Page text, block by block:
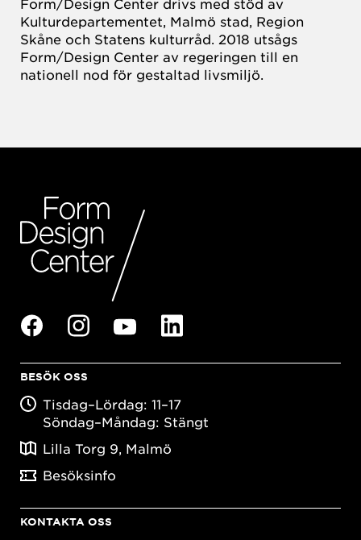
Form/Design Center drivs med stöd av
Kulturdepartementet, Malmö stad, Region
Skåne och Statens kulturråd. 2018 utsågs
Form/Design Center av regeringen till en
nationell nod för gestaltad livsmiljö.
BESÖK OSS
Tisdag–Lördag: 11–17
Söndag–Måndag: Stängt
Lilla Torg 9, Malmö
Besöksinfo
KONTAKTA OSS